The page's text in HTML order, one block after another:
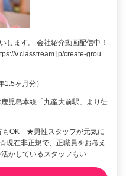
します。 会社紹介動画配信中！
v.classtream.jp/create-grou
1.5ヶ月分）
児島本線「九産大前駅」より徒
もOK ★男性スタッフが元気に
現在非正規で、正職員をお考え
かしているスタッフもい…